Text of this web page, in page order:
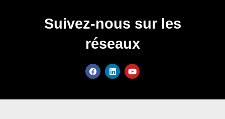
Suivez-nous sur les
réseaux